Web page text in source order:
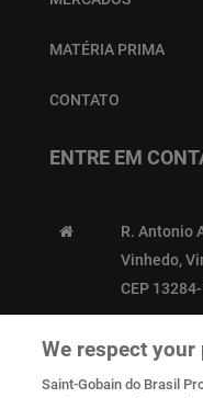
MATÉRIA PRIMA
CONTATO
ENTRE EM
R. Antonio
Vinhedo,
CEP
+55 (11)
We respect your
Saint-Gobain do Brasil